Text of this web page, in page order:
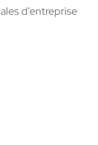
d'entreprise